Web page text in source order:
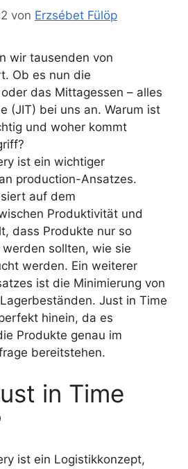
von Erzsébet Fülöp
wir tausenden von
Ob es nun die
das Mittagessen – alles
(JIT) bei uns an. Warum ist
und woher kommt
ist ein wichtiger
production-Ansatzes.
auf dem
Produktivität und
dass Produkte nur so
sollten, wie sie
werden. Ein weiterer
ist die Minimierung von
Just in Time
hinein, da es
Produkte genau im
bereitstehen.
in Time
ist ein Logistikkonzept,